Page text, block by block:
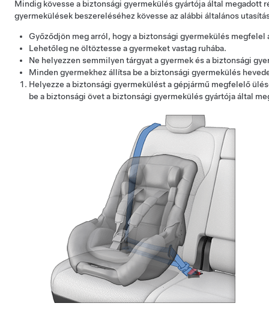
Mindig kövesse a biztonsági gyermekülés gyártója által megadott
gyermekülések beszereléséhez kövesse az alábbi általános
Győződjön meg arról, hogy a biztonsági gyermekülés megfelel
Lehetőleg ne öltöztesse a gyermeket vastag ruhába.
Ne helyezzen semmilyen tárgyat a gyermek és a biztonsági
Minden gyermekhez állítsa be a biztonsági gyermekülés
Helyezze a biztonsági gyermekülést a gépjármű megfelelő
be a biztonsági övet a biztonsági gyermekülés gyártója által